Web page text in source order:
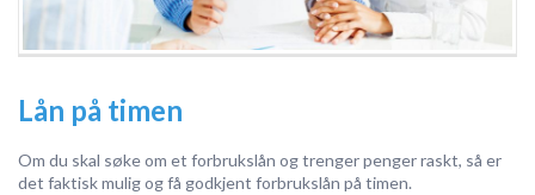
Lån på timen
Om du skal søke om et forbrukslån og trenger penger raskt, så er
det faktisk mulig og få godkjent forbrukslån på timen.